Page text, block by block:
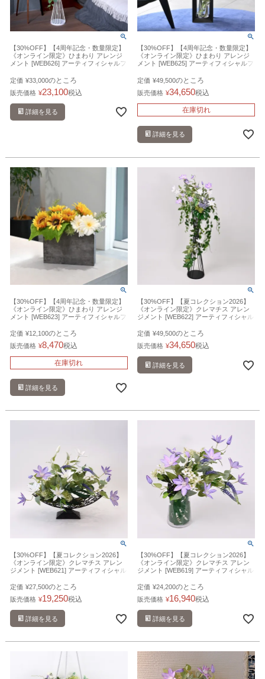
【30%OFF】【4周年記念・数量限定】
《オンライン限定》ひまわり アレンジ
メント [WEB626] アーティフィシャルフ
定価 ¥33,000のところ
販売価格 ¥23,100税込
詳細を見る
【30%OFF】【4周年記念・数量限定】
《オンライン限定》ひまわり アレンジ
メント [WEB625] アーティフィシャルフ
定価 ¥49,500のところ
販売価格 ¥34,650税込
在庫切れ
詳細を見る
【30%OFF】【4周年記念・数量限定】
《オンライン限定》ひまわり アレンジ
メント [WEB623] アーティフィシャルフ
定価 ¥12,100のところ
販売価格 ¥8,470税込
在庫切れ
詳細を見る
【30%OFF】【夏コレクション2026】
《オンライン限定》クレマチス アレン
ジメント [WEB622] アーティフィシャル
ド
定価 ¥49,500のところ
販売価格 ¥34,650税込
詳細を見る
【30%OFF】【夏コレクション2026】
《オンライン限定》クレマチス アレン
ジメント [WEB621] アーティフィシャル
定価 ¥27,500のところ
販売価格 ¥19,250税込
詳細を見る
【30%OFF】【夏コレクション2026】
《オンライン限定》クレマチス アレン
ジメント [WEB619] アーティフィシャル
定価 ¥24,200のところ
販売価格 ¥16,940税込
詳細を見る